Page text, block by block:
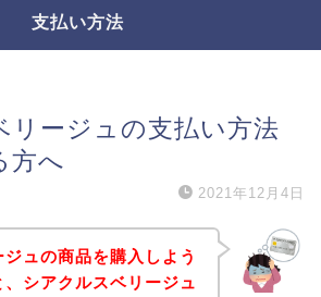
支払い方法
リージュの支払い方法
方へ
2021年12月4日
ュの商品を購入しよう
シアクルスベリージュ